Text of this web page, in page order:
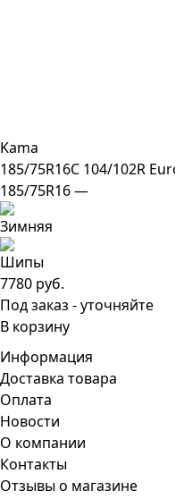
Kama
185/75R16C 104/102R
185/75R16 —
7780 руб.
Под заказ - уточняйте
В корзину
Информация
Доставка товара
Оплата
Новости
О компании
Контакты
Отзывы о магазине